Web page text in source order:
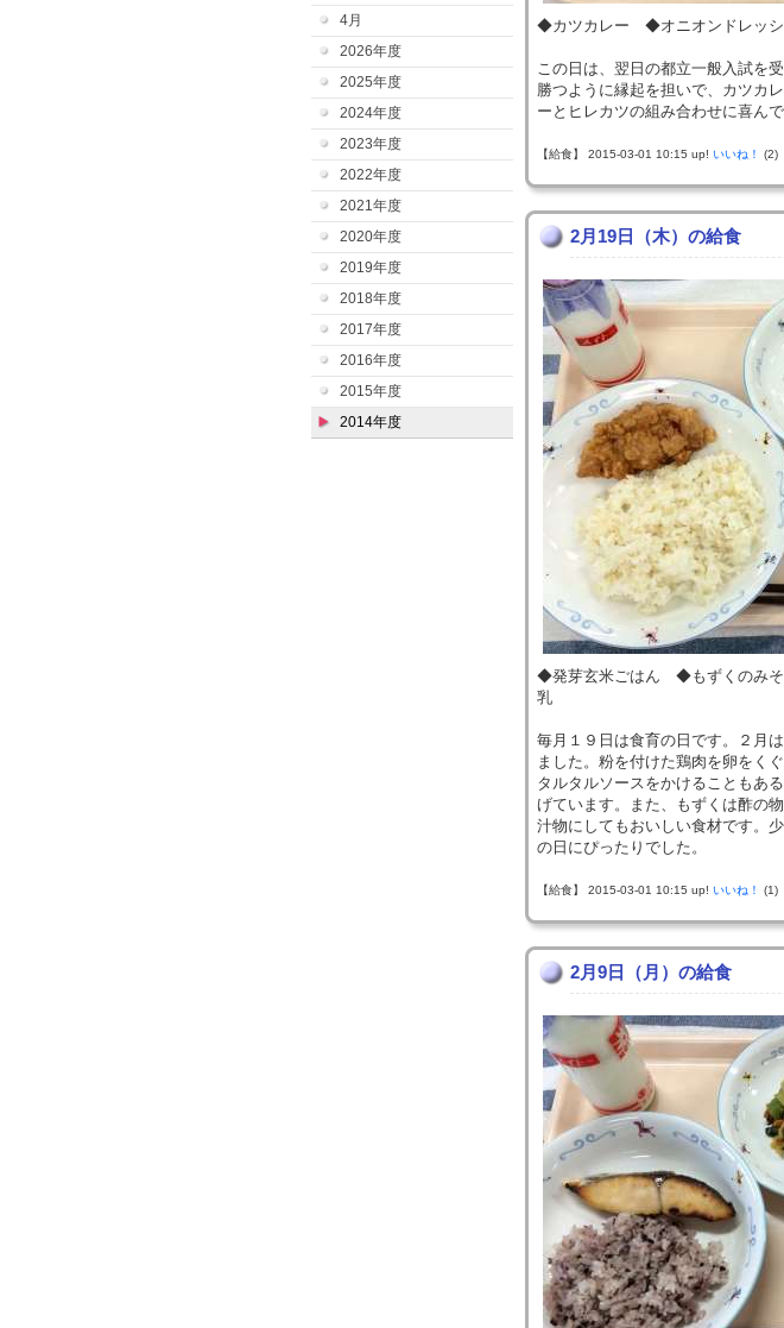
4月
2026年度
2025年度
2024年度
2023年度
2022年度
2021年度
2020年度
2019年度
2018年度
2017年度
2016年度
2015年度
2014年度
◆カツカレー ◆オニオンドレッ
この日は、翌日の都立一般入試を
勝つように縁起を担いで、カツカ
ーとヒレカツの組み合わせに喜ん
【給食】 2015-03-01 10:15 up! いいね！ (2)
2月19日（木）の給食
◆発芽玄米ごはん ◆もずくの
乳
毎月１９日は食育の日です。２月
ました。粉を付けた鶏肉を卵をく
タルタルソースをかけることもあ
げています。また、もずくは酢の
汁物にしてもおいしい食材です。
の日にぴったりでした。
【給食】 2015-03-01 10:15 up! いいね！ (1)
2月9日（月）の給食